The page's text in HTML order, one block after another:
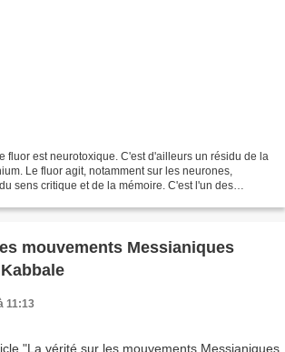
fluor est neurotoxique. C'est d'ailleurs un résidu de la
Le fluor agit, notamment sur les neurones,
sens critique et de la mémoire. C'est l'un des
mouvements Messianiques
11:13